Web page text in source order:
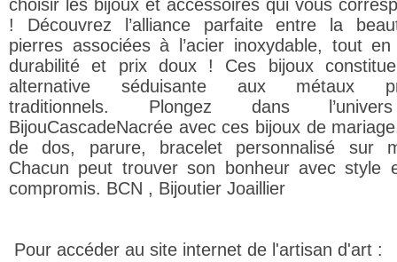
choisir les bijoux et accessoires qui vous
! Découvrez l’alliance parfaite entre la
pierres associées à l’acier inoxydable, tout
durabilité et prix doux ! Ces bijoux
alternative séduisante aux métaux
traditionnels. Plongez dans
BijouCascadeNacrée avec ces bijoux de
de dos, parure, bracelet personnalisé sur
Chacun peut trouver son bonheur avec style
compromis. BCN , Bijoutier Joaillier
Pour accéder au site internet de l'artisan d'art :